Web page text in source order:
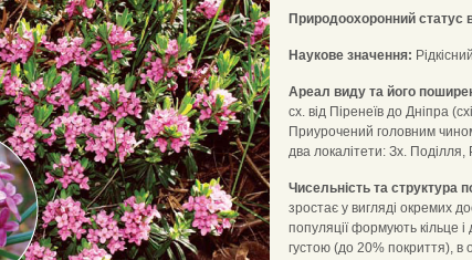
Природоохоронний статус
Наукове значення:
Ареал виду та його
сх. від Піренеїв до Дніпра
Приурочений головним чином
два локалітети: Зх.
Чисельність та структура
зростає у вигляді окремих
популяції формують кільце
густою (до 20% покриття), в